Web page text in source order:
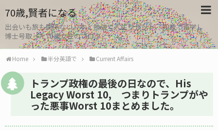
70歳,賢者になる
出会いも旅も関係ない。本と勉強で人生リセット、30歳で留学し
博士号取った70歳女性のブログ
Home 半分英語で Current Affairs
トランプ政権の最後の日なので、His
Legacy Worst 10, つまりトランプがや
った悪事Worst 10まとめました。